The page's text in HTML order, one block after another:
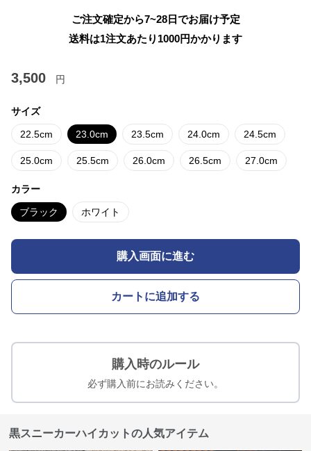
ご注文確定から7~28日でお届け予定
送料は1注文あたり 1000円かかります
3,500 円
サイズ
22.5cm 23.0cm 23.5cm 24.0cm 24.5cm
25.0cm 25.5cm 26.0cm 26.5cm 27.0cm
カラー
ブラック ホワイト
購入画面に進む
カートに追加する
購入時のルール
必ず購入前にお読みください。
黒スニーカーハイカットの人気アイテム